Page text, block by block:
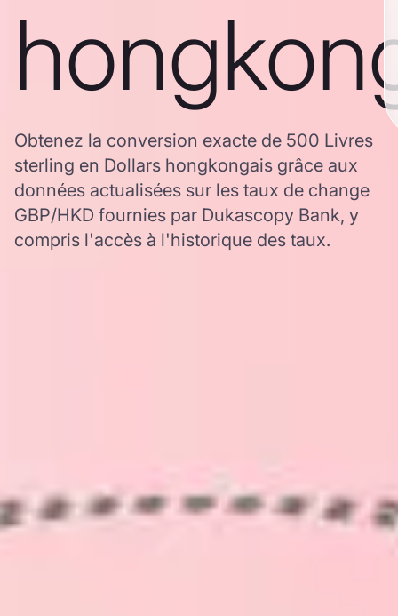
Obtenez la conversion exacte de 500 Livres
sterling en Dollars hongkongais grâce aux
données actualisées sur les taux de change
GBP/HKD fournies par Dukascopy Bank, y
compris l'accès à l'historique des taux.